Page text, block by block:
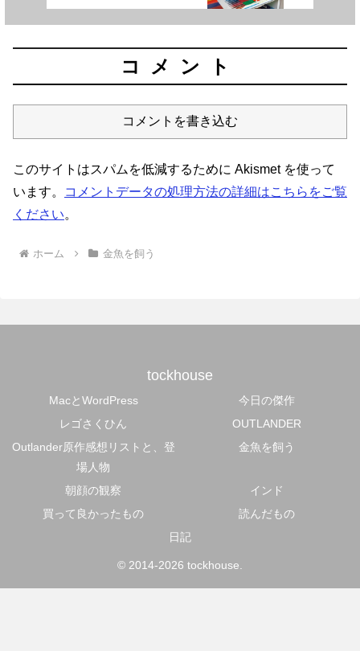
コメント
コメントを書き込む
このサイトはスパムを低減するために Akismet を使って
います。
コメントデータの処理方法の詳細はこちらをご覧
ください。
ホーム 金魚を飼う
tockhouse
MacとWordPress
今日の傑作
レゴさくひん
OUTLANDER
Outlander原作感想リストと、登
場人物
金魚を飼う
朝顔の観察
インド
買って良かったもの
読んだもの
日記
© 2014-2026 tockhouse.